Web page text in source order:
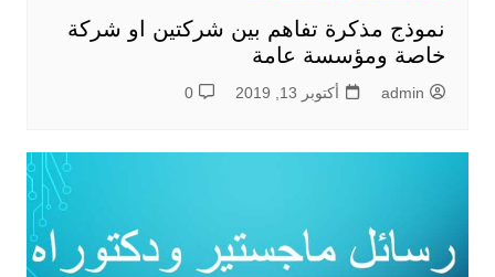
نموذج مذكرة تفاهم بين شركتين او شركة
خاصة ومؤسسة عامة
admin أكتوبر 13, 2019 0